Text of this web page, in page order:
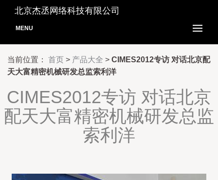
北京杰丞网络科技有限公司
MENU
当前位置： 首页 > 产品大全 > CIMES2012专访 对话北京配
天大富精密机械研发总监索利洋
CIMES2012专访 对话北京
配天大富精密机械研发总监
索利洋